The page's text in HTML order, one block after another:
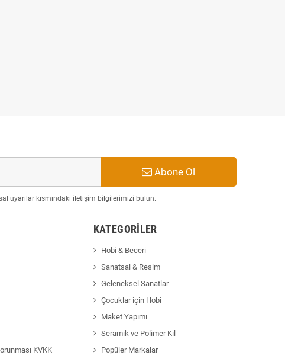
Abone Ol
uyarılar kısmındaki iletişim bilgilerimizi bulun.
KVKK
KATEGORILER
Hobi & Beceri
Sanatsal & Resim
Geleneksel Sanatlar
Çocuklar için Hobi
Maket Yapımı
Seramik ve Polimer Kil
Popüler Markalar